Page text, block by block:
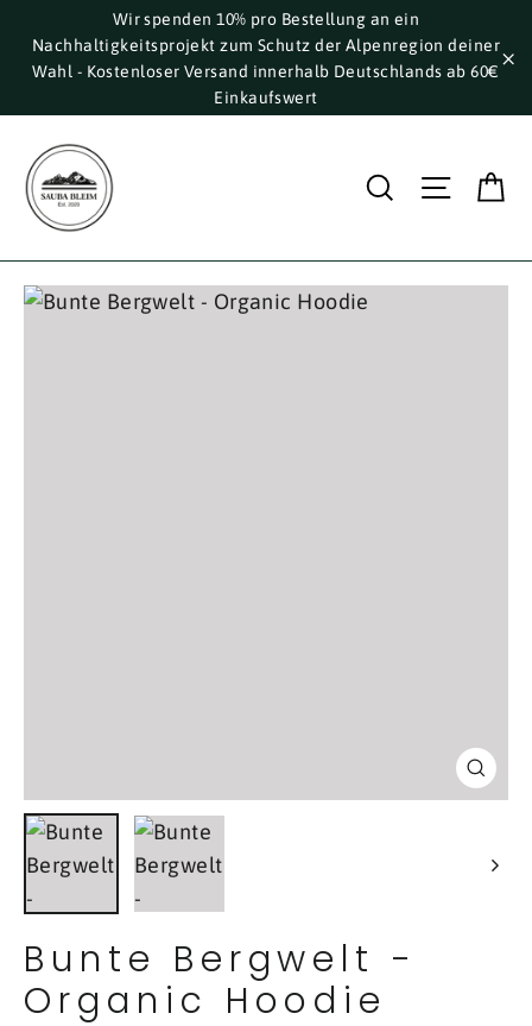
zum
Inhalt
Wir spenden 10% pro Bestellung an ein
Nachhaltigkeitsprojekt zum Schutz der Alpenregion deiner
Wahl - Kostenloser Versand innerhalb Deutschlands ab 60€
Einkaufswert
Suche
Bunte Bergwelt -
Organic Hoodie